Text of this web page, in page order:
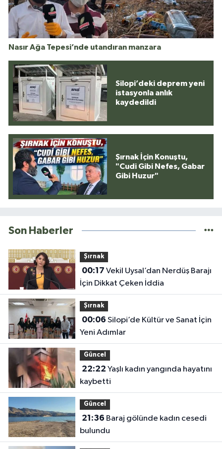
Nasır Ağa Tepesi’nde utandıran manzara
Silopi’deki deprem yeni
istasyonla anlık
kaydedildi
Şırnak İçin Konuştu,
"Cudi Gibi Nefes, Gabar
Gibi Huzur"
Son Haberler
Şırnak
00:17
İçin Dikkat Çeken İddia
Şırnak
00:06
Yeni Adımlar
Güncel
22:22
kaybetti
Güncel
21:36
bulundu